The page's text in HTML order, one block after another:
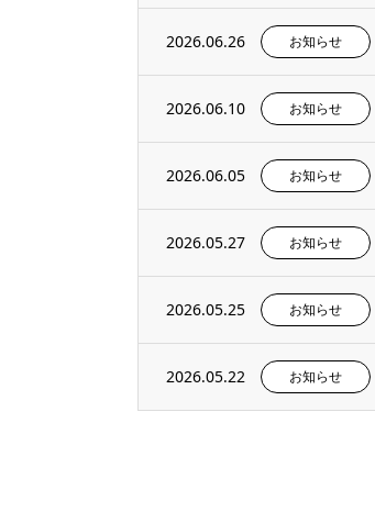
2026.06.26 お知らせ
2026.06.10 お知らせ
2026.06.05 お知らせ
2026.05.27 お知らせ
2026.05.25 お知らせ
2026.05.22 お知らせ